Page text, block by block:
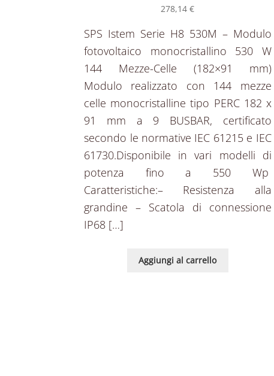
278,14€
SPS Istem Serie H8 530M – Modulo
fotovoltaico monocristallino 530 W
144 Mezze-Celle (182×91 mm)
Modulo realizzato con 144 mezze
celle monocristalline tipo PERC 182 x
91 mm a 9 BUSBAR, certificato
secondo le normative IEC 61215 e IEC
61730.Disponibile in vari modelli di
potenza fino a 550 Wp
Caratteristiche:– Resistenza alla
grandine – Scatola di connessione
IP68 […]
Aggiungi al carrello